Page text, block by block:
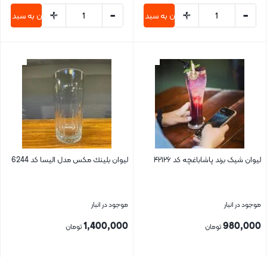
-
+
افزودن به سبد خرید -
+
افزودن به سبد
لیوان شیک برند پاشاباغچه کد ۴۲۱۲۶
موجود در انبار
980,000تومان
ليوان بلينك مكس مدل الیسا کد 6244
موجود در انبار
1,400,000تومان